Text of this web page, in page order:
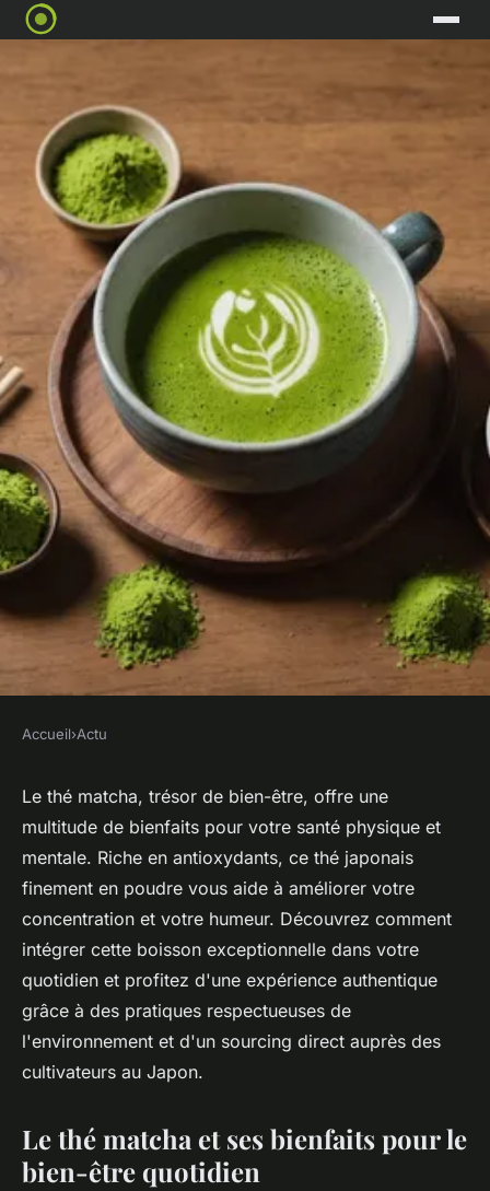
Thé matcha : votre allié
naturel pour le bien-être
quotidien
Aaron•20 décembre 2024•5 min de lecture
Accueil›Actu
Le thé matcha, trésor de bien-être, offre une
multitude de bienfaits pour votre santé physique et
mentale. Riche en antioxydants, ce thé japonais
finement en poudre vous aide à améliorer votre
concentration et votre humeur. Découvrez comment
intégrer cette boisson exceptionnelle dans votre
quotidien et profitez d'une expérience authentique
grâce à des pratiques respectueuses de
l'environnement et d'un sourcing direct auprès des
cultivateurs au Japon.
Le thé matcha et ses bienfaits pour le
bien-être quotidien